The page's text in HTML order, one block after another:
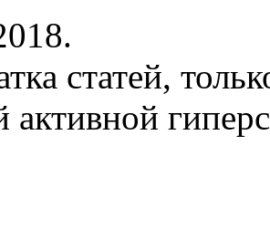
статей,
активной